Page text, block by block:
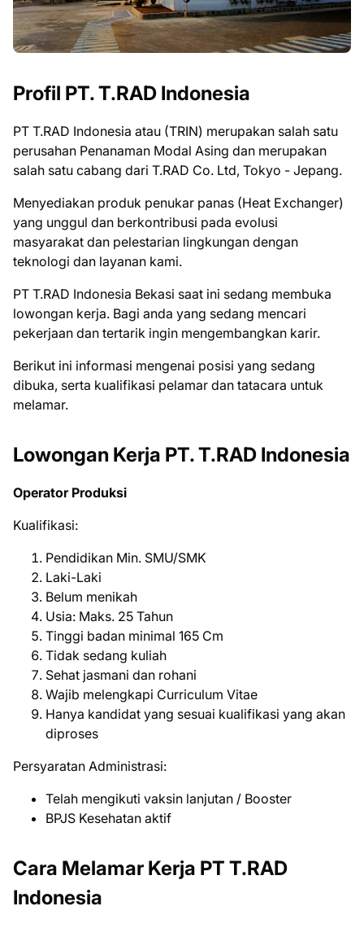
Profil PT. T.RAD Indonesia
PT T.RAD Indonesia atau (TRIN) merupakan salah satu
perusahan Penanaman Modal Asing dan merupakan
salah satu cabang dari T.RAD Co. Ltd, Tokyo - Jepang.
Menyediakan produk penukar panas (Heat Exchanger)
yang unggul dan berkontribusi pada evolusi
masyarakat dan pelestarian lingkungan dengan
teknologi dan layanan kami.
PT T.RAD Indonesia Bеkаѕі ѕааt іnі ѕеdаng mеmbukа
lоwоngаn kеrjа. Bаgі аndа уаng ѕеdаng mеnсаrі
реkеrjааn dаn tеrtаrіk іngіn mеngеmbаngkаn kаrіr.
Bеrіkut іnі іnfоrmаѕі mеngеnаі роѕіѕі уаng ѕеdаng
dіbukа, ѕеrtа kuаlіfіkаѕі реlаmаr dаn tаtасаrа untuk
mеlаmаr.
Lowongan Kerja PT. T.RAD Indonesia
Operator Produksi
Kualifikasi:
Pendidikan Min. SMU/SMK
Laki-Laki
Belum menikah
Usia: Maks. 25 Tahun
Tinggi badan minimal 165 Cm
Tidak sedang kuliah
Sehat jasmani dan rohani
Wajib melengkapi Curriculum Vitae
Hanya kandidat yang sesuai kualifikasi yang akan
diproses
Persyaratan Administrasi:
Telah mengikuti vaksin lanjutan / Booster
BPJS Kesehatan aktif
Cara Melamar Kerja PT T.RAD
Indonesia